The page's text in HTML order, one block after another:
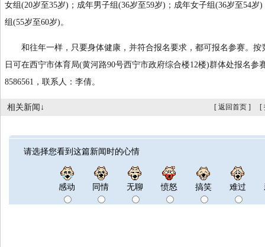
女组(20岁至35岁)；成年男子组(36岁至59岁)；成年女子组(36岁至54
组(55岁至60岁)。
和往年一样，只要身体健康，并符合报名要求，都可报名参赛。按
日可在西宁市体育局(黄河路90号西宁市政府综合楼12楼)群体处报名参
8586561，联系人：李倩。
相关新闻↓ [ 返回首页 ] [
请选择您看到这篇新闻时的心情
感动 同情 无聊 愤怒 搞笑 难过